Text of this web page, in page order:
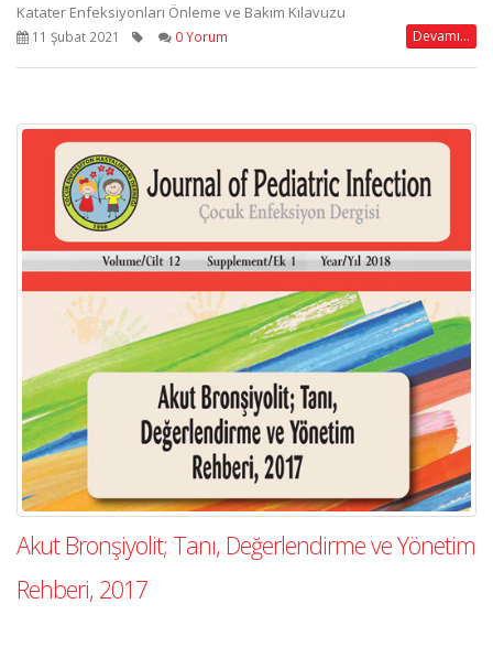
Katater Enfeksiyonları Önleme ve Bakım Kılavuzu
11 Şubat 2021 0 Yorum Devamı...
Akut Bronşiyolit; Tanı, Değerlendirme ve Yönetim
Rehberi, 2017